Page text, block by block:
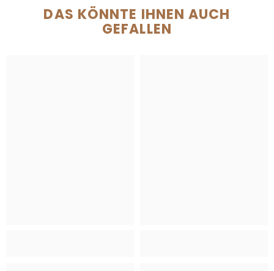
DAS KÖNNTE IHNEN AUCH
GEFALLEN